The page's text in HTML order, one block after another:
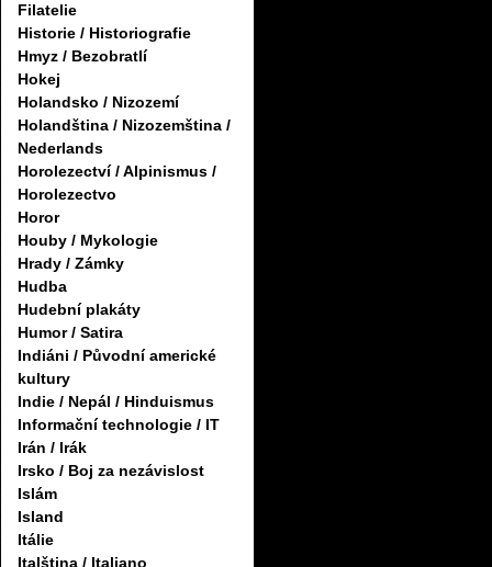
Filatelie
Historie / Historiografie
Hmyz / Bezobratlí
Hokej
Holandsko / Nizozemí
Holandština / Nizozemština /
Nederlands
Horolezectví / Alpinismus /
Horolezectvo
Horor
Houby / Mykologie
Hrady / Zámky
Hudba
Hudební plakáty
Humor / Satira
Indiáni / Původní americké
kultury
Indie / Nepál / Hinduismus
Informační technologie / IT
Irán / Irák
Irsko / Boj za nezávislost
Islám
Island
Itálie
Italština / Italiano